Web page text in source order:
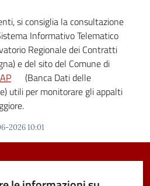
si consiglia la consultazione
Informativo Telematico
Regionale dei Contratti
e del sito del Comune di
(Banca Dati delle
utili per monitorare gli appalti
2026 10:01